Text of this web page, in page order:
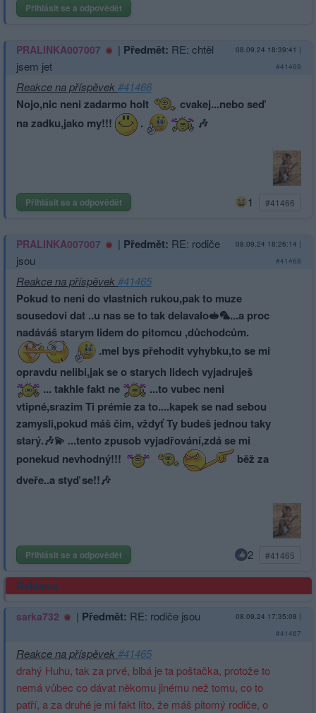
Přihlásit se a odpovědět
PRALINKA007007 | Předmět: RE: chtěl
jsem jet
08.09.24 18:39:41 |
#41469
Reakce na příspěvek#41466
Nojo,nic neni zadarmo holt
cvakej...nebo seď
na zadku,jako my!!!
. 🎶
Přihlásit se a odpovědět 1 #41466
PRALINKA007007 | Předmět: RE: rodiče
jsou
08.09.24 18:26:14 |
#41468
Reakce na příspěvek#41465
Pokud to neni do vlastnich rukou,pak to muze
sousedovi dat ..u nas se to tak delavalo🥪🦜...a proc
nadáváš starym lidem do pitomcu ,důchodcům.
.mel bys přehodit vyhybku,to se mi
opravdu nelibi,jak se o starych lidech vyjadruješ
... takhle fakt ne
...to vubec neni
vtipné,srazim Ti prémie za to....kapek se nad sebou
zamysli,pokud máš čim, vždyť Ty budeš jednou taky
starý.🎶💫 ...tento zpusob vyjadřování,zdá se mi
ponekud nevhodný!!!
běž za
dveře..a styď se!!🎶
Přihlásit se a odpovědět 2 #41465
Reklama
sarka732 | Předmět: RE: rodiče jsou 08.09.24 17:35:08 |
#41467
Reakce na příspěvek#41465
drahý Huhu, tak za prvé, blbá je ta poštačka, protože to
nemá vůbec co dávat někomu jinému než tomu, co to
patří, a za druhé je mi fakt líto, že máš pitomý rodiče, o